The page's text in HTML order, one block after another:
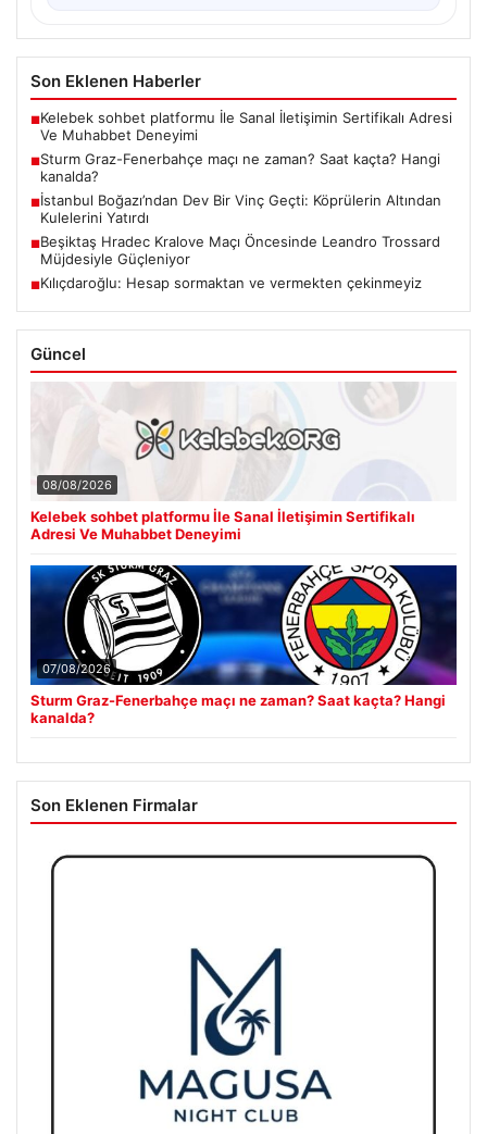
Son Eklenen Haberler
■Kelebek sohbet platformu İle Sanal İletişimin Sertifikalı Adresi
Ve Muhabbet Deneyimi
■Sturm Graz-Fenerbahçe maçı ne zaman? Saat kaçta? Hangi
kanalda?
■İstanbul Boğazı’ndan Dev Bir Vinç Geçti: Köprülerin Altından
Kulelerini Yatırdı
■Beşiktaş Hradec Kralove Maçı Öncesinde Leandro Trossard
Müjdesiyle Güçleniyor
■Kılıçdaroğlu: Hesap sormaktan ve vermekten çekinmeyiz
Güncel
08/08/2026
Kelebek sohbet platformu İle Sanal İletişimin Sertifikalı
Adresi Ve Muhabbet Deneyimi
07/08/2026
Sturm Graz-Fenerbahçe maçı ne zaman? Saat kaçta? Hangi
kanalda?
Son Eklenen Firmalar